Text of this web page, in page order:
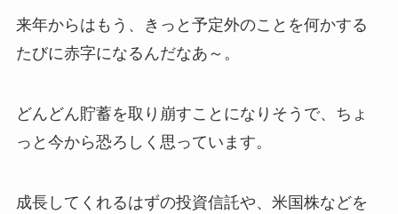
来年からはもう、きっと予定外のことを何かする
たびに赤字になるんだなあ～。
どんどん貯蓄を取り崩すことになりそうで、ちょ
っと今から恐ろしく思っています。
成長してくれるはずの投資信託や、米国株などを